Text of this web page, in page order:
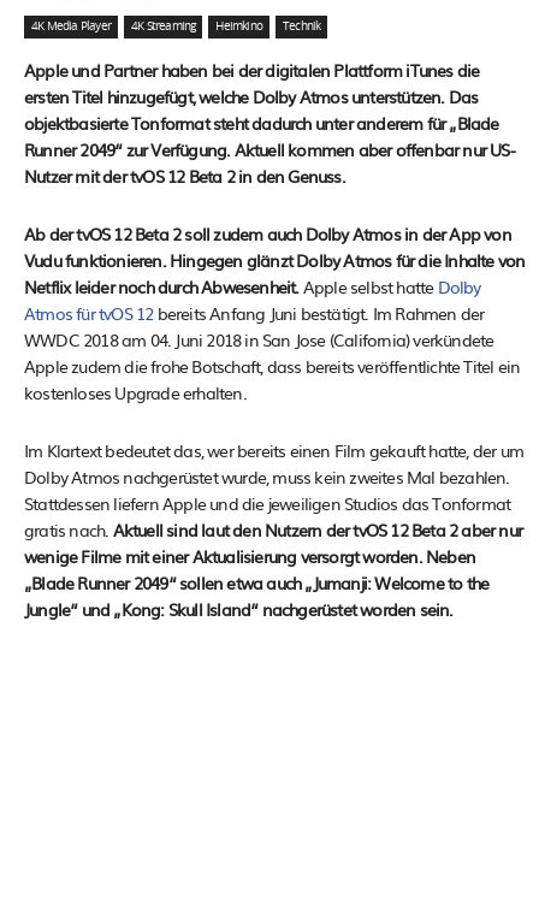
4K Media Player 4K Streaming Heimkino Technik
Apple und Partner haben bei der digitalen Plattform iTunes die
ersten Titel hinzugefügt, welche Dolby Atmos unterstützen. Das
objektbasierte Tonformat steht dadurch unter anderem für „Blade
Runner 2049“ zur Verfügung. Aktuell kommen aber offenbar nur US-
Nutzer mit der tvOS 12 Beta 2 in den Genuss.
Ab der tvOS 12 Beta 2 soll zudem auch Dolby Atmos in der App von
Vudu funktionieren. Hingegen glänzt Dolby Atmos für die Inhalte von
Netflix leider noch durch Abwesenheit.Apple selbst hatte Dolby
Atmos für tvOS 12bereits Anfang Juni bestätigt. Im Rahmen der
WWDC 2018 am 04. Juni 2018 in San Jose (California) verkündete
Apple zudem die frohe Botschaft, dass bereits veröffentlichte Titel ein
kostenloses Upgrade erhalten.
Im Klartext bedeutet das, wer bereits einen Film gekauft hatte, der um
Dolby Atmos nachgerüstet wurde, muss kein zweites Mal bezahlen.
Stattdessen liefern Apple und die jeweiligen Studios das Tonformat
gratis nach. Aktuell sind laut den Nutzern der tvOS 12 Beta 2 aber nur
wenige Filme mit einer Aktualisierung versorgt worden. Neben
„Blade Runner 2049“ sollen etwa auch „Jumanji: Welcome to the
Jungle“ und „Kong: Skull Island“ nachgerüstet worden sein.